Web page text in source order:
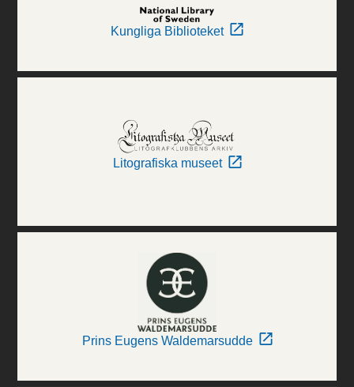
Kungliga Biblioteket
Litografiska museet
Prins Eugens Waldemarsudde